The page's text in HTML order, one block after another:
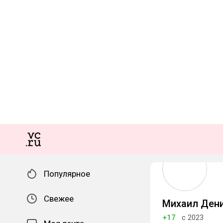
Популярное
Свежее Михаил
+17
с 2023